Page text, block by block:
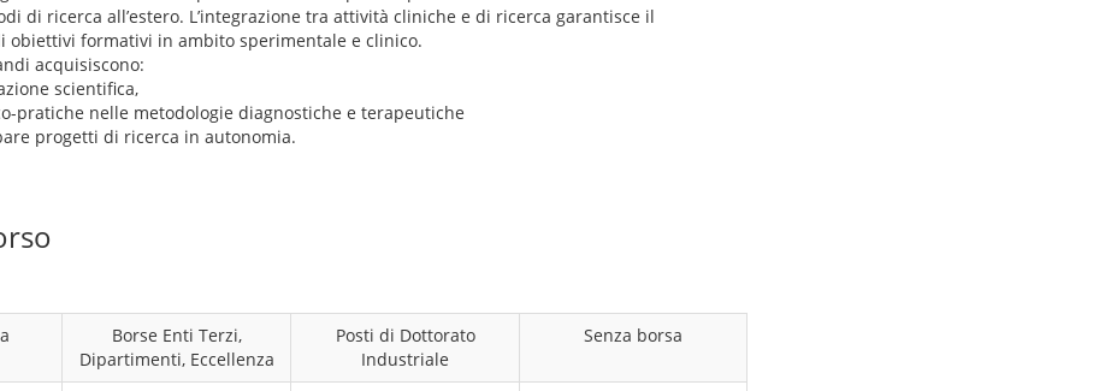
di ricerca all’estero. L’integrazione tra attività cliniche e di ricerca garantisce il
obiettivi formativi in ambito sperimentale e clinico.
acquisiscono:
scientifica,
pratiche nelle metodologie diagnostiche e terapeutiche
progetti di ricerca in autonomia.
Borse Enti Terzi,
Dipartimenti, Eccellenza
Posti di Dottorato
Industriale
Senza borsa